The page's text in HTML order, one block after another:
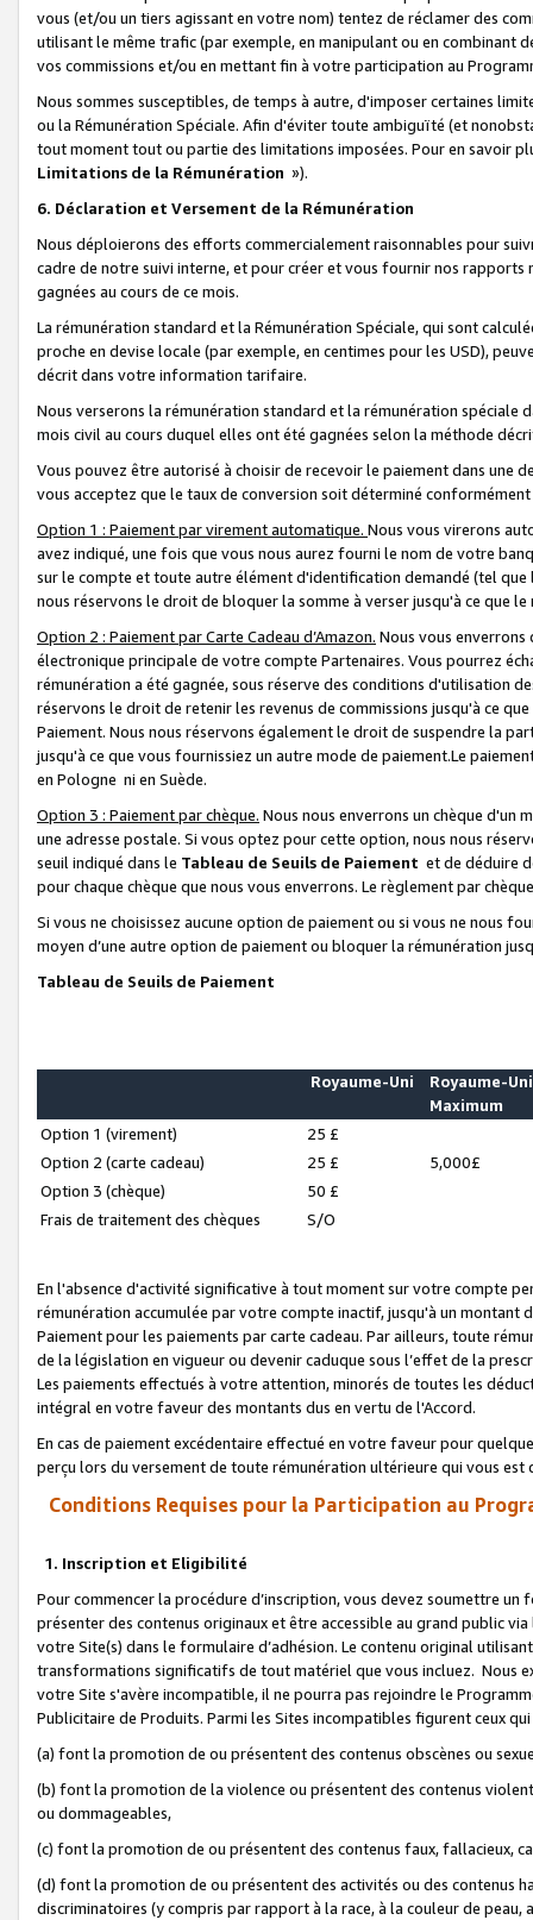
vous (et/ou un tiers agissant en votre nom) tentez de réclamer des
utilisant le même trafic (par exemple, en manipulant ou en combinant
vos commissions et/ou en mettant fin à votre participation au
Nous sommes susceptibles, de temps à autre, d'imposer certaines
ou la Rémunération Spéciale. Afin d'éviter toute ambiguïté (et
tout moment tout ou partie des limitations imposées. Pour en savoir
Limitations de la Rémunération »).
6. Déclaration et Versement de la Rémunération
Nous déploierons des efforts commercialement raisonnables pour
cadre de notre suivi interne, et pour créer et vous fournir nos
gagnées au cours de ce mois.
La rémunération standard et la Rémunération Spéciale, qui sont
proche en devise locale (par exemple, en centimes pour les USD),
décrit dans votre information tarifaire.
Nous verserons la rémunération standard et la rémunération spéciale
mois civil au cours duquel elles ont été gagnées selon la méthode
Vous pouvez être autorisé à choisir de recevoir le paiement dans une
vous acceptez que le taux de conversion soit déterminé
Option 1 : Paiement par virement automatique. Nous vous virerons
avez indiqué, une fois que vous nous aurez fourni le nom de votre
sur le compte et toute autre élément d'identification demandé (tel que
nous réservons le droit de bloquer la somme à verser jusqu'à ce que
Option 2 : Paiement par Carte Cadeau d’Amazon. Nous vous
électronique principale de votre compte Partenaires. Vous pourrez
rémunération a été gagnée, sous réserve des conditions d'utilisation
réservons le droit de retenir les revenus de commissions jusqu'à ce
Paiement. Nous nous réservons également le droit de suspendre la
jusqu'à ce que vous fournissiez un autre mode de paiement.Le
en Pologne ni en Suède.
Option 3 : Paiement par chèque. Nous nous enverrons un chèque d'un
une adresse postale. Si vous optez pour cette option, nous nous
seuil indiqué dans le Tableau de Seuils de Paiement et de déduire
pour chaque chèque que nous vous enverrons. Le règlement par
Si vous ne choisissez aucune option de paiement ou si vous ne nous
moyen d’une autre option de paiement ou bloquer la rémunération
Tableau de Seuils de Paiement
Royaume-Uni
Royaume-Uni
Maximum
Option 1 (virement)
25 £
Option 2 (carte cadeau)
25 £
5,000£
Option 3 (chèque)
50 £
Frais de traitement des chèques
S/O
En l'absence d'activité significative à tout moment sur votre compte
rémunération accumulée par votre compte inactif, jusqu'à un montant
Paiement pour les paiements par carte cadeau. Par ailleurs, toute
de la législation en vigueur ou devenir caduque sous l’effet de la
Les paiements effectués à votre attention, minorés de toutes les
intégral en votre faveur des montants dus en vertu de l'Accord.
En cas de paiement excédentaire effectué en votre faveur pour
perçu lors du versement de toute rémunération ultérieure qui vous est
Conditions Requises pour la Participation au
1. Inscription et Eligibilité
Pour commencer la procédure d’inscription, vous devez soumettre
présenter des contenus originaux et être accessible au grand public
votre Site(s) dans le formulaire d’adhésion. Le contenu original
transformations significatifs de tout matériel que vous incluez. Nous
votre Site s'avère incompatible, il ne pourra pas rejoindre le
Publicitaire de Produits. Parmi les Sites incompatibles figurent ceux
(a) font la promotion de ou présentent des contenus obscènes ou
(b) font la promotion de la violence ou présentent des contenus
ou dommageables,
(c) font la promotion de ou présentent des contenus faux, fallacieux,
(d) font la promotion de ou présentent des activités ou des contenus
discriminatoires (y compris par rapport à la race, à la couleur de